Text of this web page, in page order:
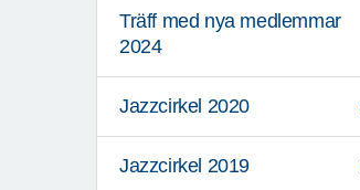
Träff med nya medlemmar
2024
Jazzcirkel 2020
Jazzcirkel 2019